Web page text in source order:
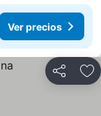
Ver precios
Compartir